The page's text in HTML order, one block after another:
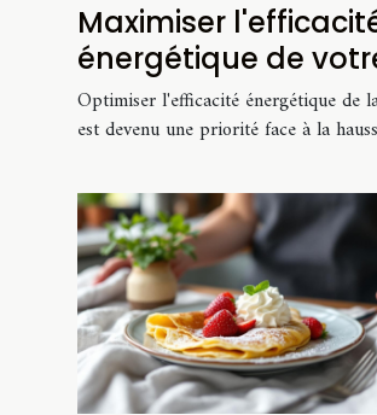
Maximiser
énergétique de
cuisine
Optimiser l'efficacité énergétique de
est devenu une priorité face à la